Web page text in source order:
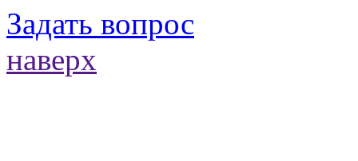
Задать вопрос
наверх